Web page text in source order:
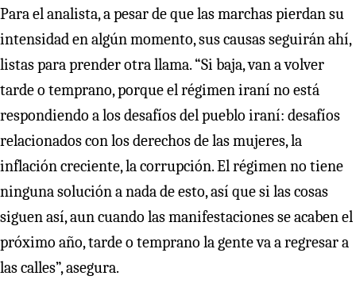
Para el analista, a pesar de que las marchas pierdan su
intensidad en algún momento, sus causas seguirán ahí,
listas para prender otra llama. “Si baja, van a volver
tarde o temprano, porque el régimen iraní no está
respondiendo a los desafíos del pueblo iraní: desafíos
relacionados con los derechos de las mujeres, la
inflación creciente, la corrupción. El régimen no tiene
ninguna solución a nada de esto, así que si las cosas
siguen así, aun cuando las manifestaciones se acaben el
próximo año, tarde o temprano la gente va a regresar a
las calles”, asegura.